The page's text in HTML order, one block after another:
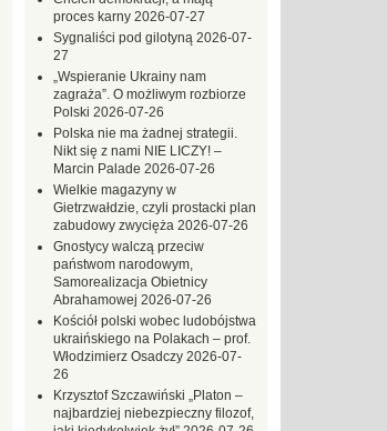
proces karny 2026-07-27
Sygnaliści pod gilotyną 2026-07-
27
„Wspieranie Ukrainy nam
zagraża”. O możliwym rozbiorze
Polski 2026-07-26
Polska nie ma żadnej strategii.
Nikt się z nami NIE LICZY! –
Marcin Palade 2026-07-26
Wielkie magazyny w
Gietrzwałdzie, czyli prostacki plan
zabudowy zwycięża 2026-07-26
Gnostycy walczą przeciw
państwom narodowym,
Samorealizacja Obietnicy
Abrahamowej 2026-07-26
Kościół polski wobec ludobójstwa
ukraińskiego na Polakach – prof.
Włodzimierz Osadczy 2026-07-
26
Krzysztof Szczawiński „Platon –
najbardziej niebezpieczny filozof,